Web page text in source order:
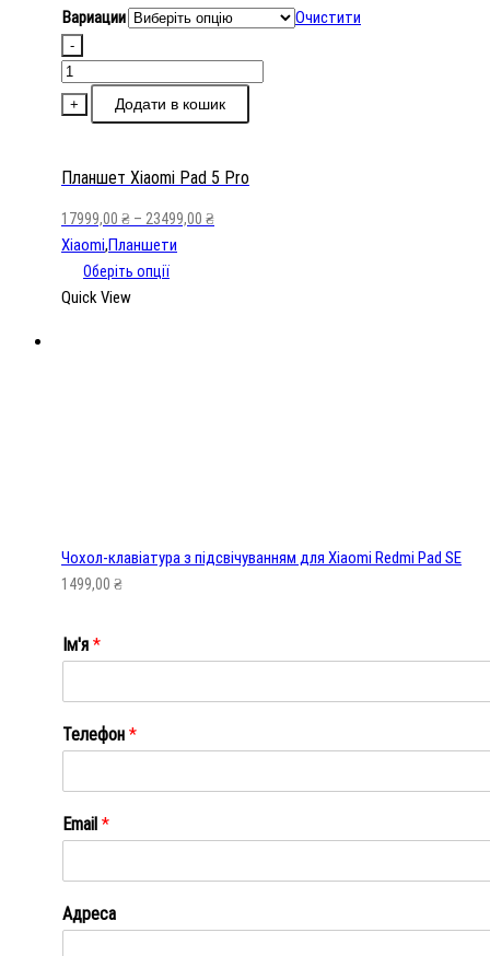
Вариации Очистити
-
Планшет
Xiaomi
Pad
Pro
+ Додати в кошик
Планшет Xiaomi Pad 5 Pro
17999,00 ₴ – 23499,00 ₴
Xiaomi,Планшети
Оберіть опції
Quick View
Чохол-клавіатура з підсвічуванням для Xiaomi Redmi Pad SE
1499,00 ₴
Ім'я *
Телефон *
Email *
Адреса